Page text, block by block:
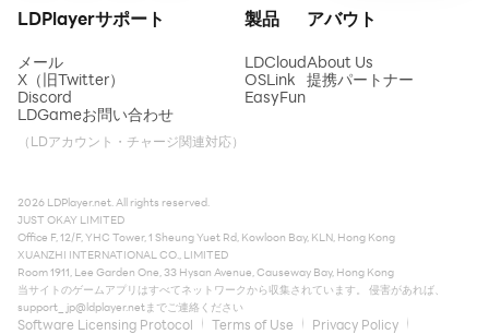
LDPlayerサポート
メール
X（旧Twitter）
Discord
LDGameお問い合わせ
（LDアカウント・チャージ関連対応）
製品
LDCloud
OSLink
EasyFun
アバウト
About Us
提携パートナー
2026 LDPlayer.net. All rights reserved.
JUST OKAY LIMITED
Office F, 12/F, YHC Tower, 1 Sheung Yuet Rd, Kowloon Bay, KLN, Hong Kong
XUANZHI INTERNATIONAL CO., LIMITED
Room 1911, Lee Garden One, 33 Hysan Avenue, Causeway Bay, Hong Kong
当サイトのゲームアプリはすべてネットワークから収集されています。 侵害があれば、
support_jp@ldplayer.netまでご連絡ください
Software Licensing Protocol Terms of Use
Privacy Policy